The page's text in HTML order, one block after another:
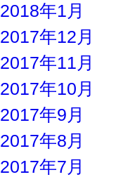
2018年1月
2017年12月
2017年11月
2017年10月
2017年9月
2017年8月
2017年7月